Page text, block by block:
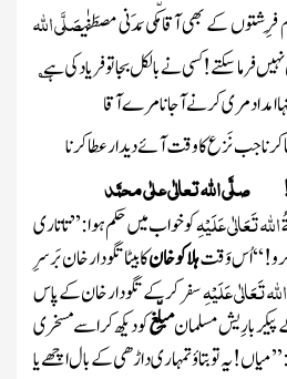
کے بھی آقا مکّی مَدَنی مصطَفٰیصَلَّی اللہ
فرما سکتے ! کسی نے بالکل بجا تو فریاد کی ہے ؎
امداد مری کرنے آجانا مرے آقا
کرنا جب نَزع کاوقت آئے دیدار عطا کرنا
! صلَّی اللہ تعالٰی علٰی محمَّد
تَعَالٰی عَلَیْہِکو خواب میں حکم ہوا : ’’ تا تا ری
!‘‘ اُس وَقتہلا کو خانکابیٹا تگودار خان بَر سرِ
تَعَالٰی عَلَیْہِسفر کر کے تگودار خان کے پاس
بارِیش مسلمانمبلِّغکو دیکھ کراسے مسخری
میاں ! یہ تو بتا ؤ تمہاری داڑھی کے با ل اچھے یا